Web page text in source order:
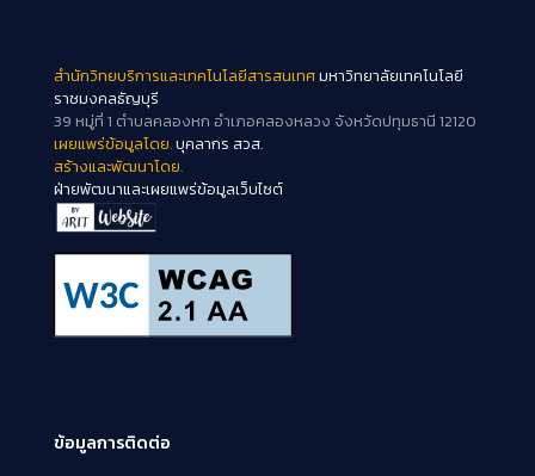
สำนักวิทยบริการและเทคโนโลยีสารสนเทศมหาวิทยาลัยเทคโนโลยี
ราชมงคลธัญบุรี
39 หมู่ที่ 1 ตำบลคลองหก อำเภอคลองหลวง จังหวัดปทุมธานี 12120
เผยแพร่ข้อมูลโดย.บุคลากร สวส.
สร้างและพัฒนาโดย.
ฝ่ายพัฒนาและเผยแพร่ข้อมูลเว็บไซต์
ข้อมูลการติดต่อ